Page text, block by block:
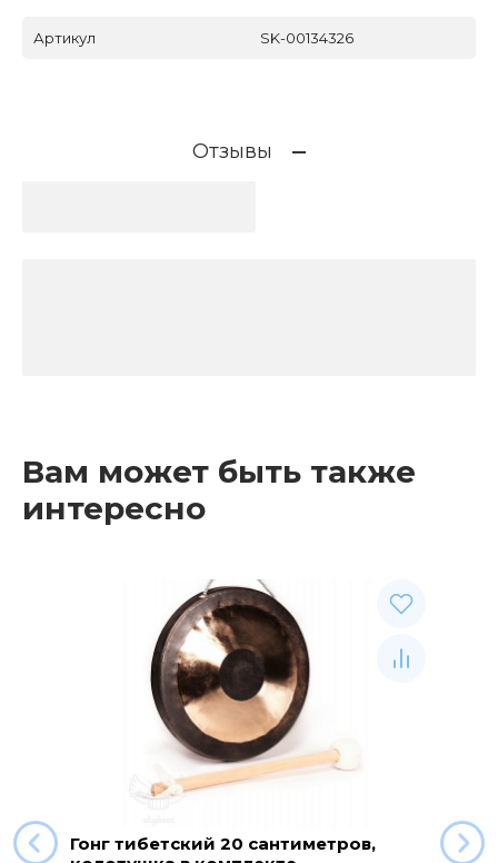
Артикул SK-00134326
Отзывы
Вам может быть также
интересно
Гонг тибетский 20 сантиметров,